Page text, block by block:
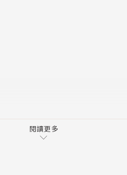
士酒店的熱帶傳奇，Chanel
性的法式精神，更透過斜紋軟
以電影語彙串連文化、藝術與
曼文化遺產與旅遊部，以簽訂
易歷史面貌推向高峰。
閱讀更多